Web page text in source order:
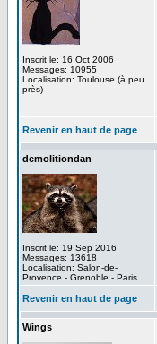
Inscrit le: 16 Oct 2006
Messages: 10955
Localisation: Toulouse (à peu
près)
Revenir en haut de page
demolitiondan
Inscrit le: 19 Sep 2016
Messages: 13618
Localisation: Salon-de-
Provence - Grenoble - Paris
Revenir en haut de page
Wings